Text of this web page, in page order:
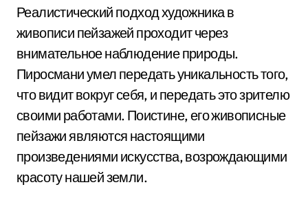
Реалистический подход художника в
живописи пейзажей проходит через
внимательное наблюдение природы.
Пиросмани умел передать уникальность того,
что видит вокруг себя, и передать это зрителю
своими работами. Поистине, его живописные
пейзажи являются настоящими
произведениями искусства, возрождающими
красоту нашей земли.